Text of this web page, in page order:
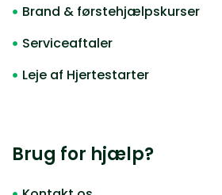
Brand & førstehjælpskurser
Serviceaftaler
Leje af Hjertestarter
Brug for hjælp?